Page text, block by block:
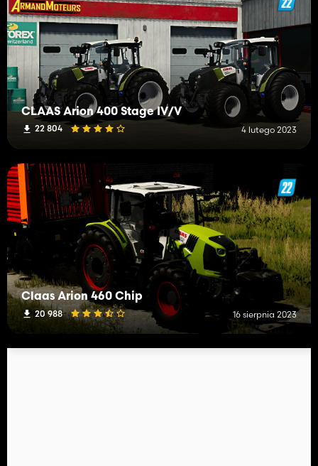
CLAAS Arion 400 Stage IV/V
22 804 4 lutego 2023
Claas Arion 460 Chip
20 988 16 sierpnia 2023